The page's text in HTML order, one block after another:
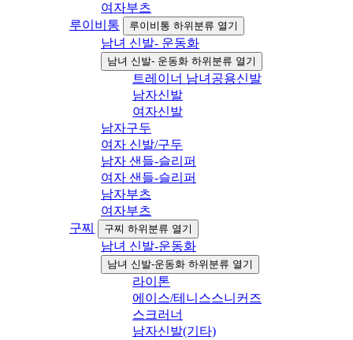
여자부츠
루이비통
루이비통 하위분류 열기
남녀 신발- 운동화
남녀 신발- 운동화 하위분류 열기
트레이너 남녀공용신발
남자신발
여자신발
남자구두
여자 신발/구두
남자 샌들-슬리퍼
여자 샌들-슬리퍼
남자부츠
여자부츠
구찌
구찌 하위분류 열기
남녀 신발-운동화
남녀 신발-운동화 하위분류 열기
라이톤
에이스/테니스스니커즈
스크러너
남자신발(기타)